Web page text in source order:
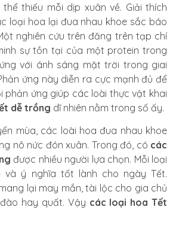
thiếu mỗi dịp xuân về. Giải thích
loại hoa lại đua nhau khoe sắc báo
nghiên cứu trên đăng trên tạp chí
sự tồn tại của một protein trong
với ánh sáng mặt trời trong giai
ứng này diễn ra cực mạnh đủ để
phản ứng giúp các loài thực vật khai
dễ trồng dĩ nhiên nằm trong số ấy.
mùa, các loài hoa đua nhau khoe
nô nức đón xuân. Trong đó, có các
được nhiều người lựa chọn. Mỗi loại
và ý nghĩa tốt lành cho ngày Tết.
lại may mắn, tài lộc cho gia chủ
hay quất. Vậy các loại hoa Tết